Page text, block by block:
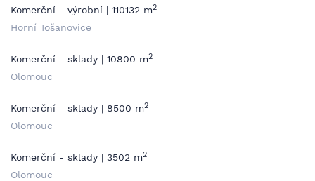
Komerční - výrobní | 110132 m2
Horní Tošanovice
Komerční - sklady | 10800 m2
Olomouc
Komerční - sklady | 8500 m2
Olomouc
Komerční - sklady | 3502 m2
Olomouc